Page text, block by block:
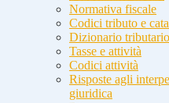
Normativa fiscale
Codici tributo e
Dizionario tributario
Tasse e attività
Codici attività
Risposte agli
giuridica